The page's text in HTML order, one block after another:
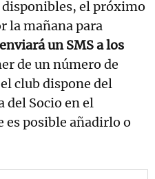
disponibles, el próximo
la mañana para
un SMS a los
de un número de
club dispone del
del Socio en el
es posible añadirlo o